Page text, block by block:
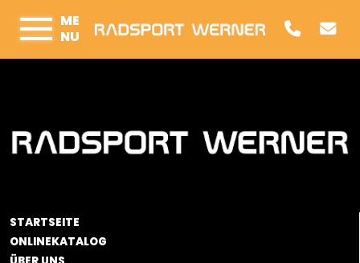
ME
NU
STARTSEITE
ONLINEKATALOG